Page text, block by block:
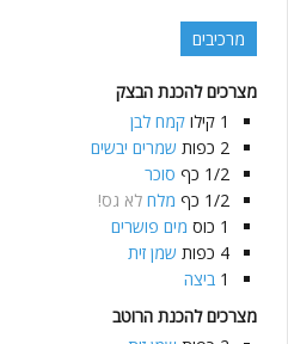
מרכיבים
מצרכים להכנת הבצק
1 קילו קמח לבן
2 כפות שמרים יבשים
1/2 כף סוכר
1/2 כף מלח לא גס!
1 כוס מים פושרים
4 כפות שמן זית
1 ביצה
מצרכים להכנת הרוטב